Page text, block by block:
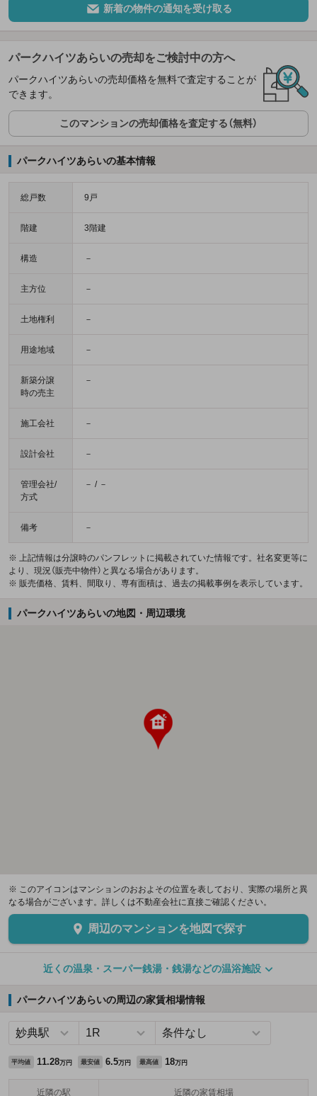
新着の物件の通知を受け取る
パークハイツあらいの売却をご検討中の方へ
パークハイツあらいの売却価格を無料で査定することが
できます。
このマンションの売却価格を査定する（無料）
パークハイツあらいの基本情報
総戸数 9戸
階建 3階建
構造 －
主方位 －
土地権利 －
用途地域 －
新築分譲
時の売主
－
施工会社 －
設計会社 －
管理会社/
方式
－ / －
備考 －
※ 上記情報は分譲時のパンフレットに掲載されていた情報です。社名変更等に
より、現況（販売中物件）と異なる場合があります。
※ 販売価格、賃料、間取り、専有面積は、過去の掲載事例を表示しています。
パークハイツあらいの地図・周辺環境
※ このアイコンはマンションのおおよその位置を表しており、実際の場所と異
なる場合がございます。詳しくは不動産会社に直接ご確認ください。
周辺のマンションを地図で探す
近くの温泉・スーパー銭湯・銭湯などの温浴施設
パークハイツあらいの周辺の家賃相場情報
平均値 11.28万円 最安値 6.5万円 最高値 18万円
近隣の駅 近隣の家賃相場